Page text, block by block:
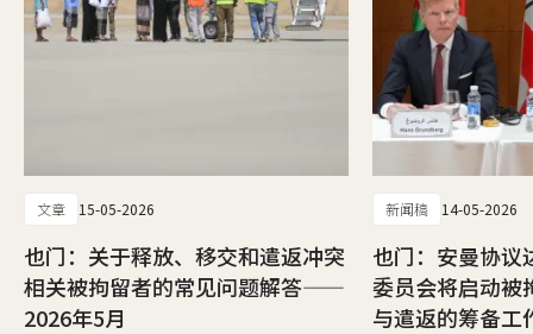
文章 15-05-2026
也门：关于释放、移交和遣返冲突
相关被拘留者的常见问题解答——
2026年5月
新闻稿 14-05-2026
也门：安曼协议
委员会将启动被
与遣返的筹备工